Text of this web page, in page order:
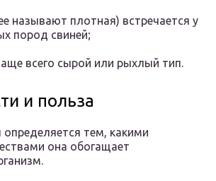
называют плотная) встречается у
пород свиней;
всего сырой или рыхлый тип.
и польза
тем, какими
она обогащает